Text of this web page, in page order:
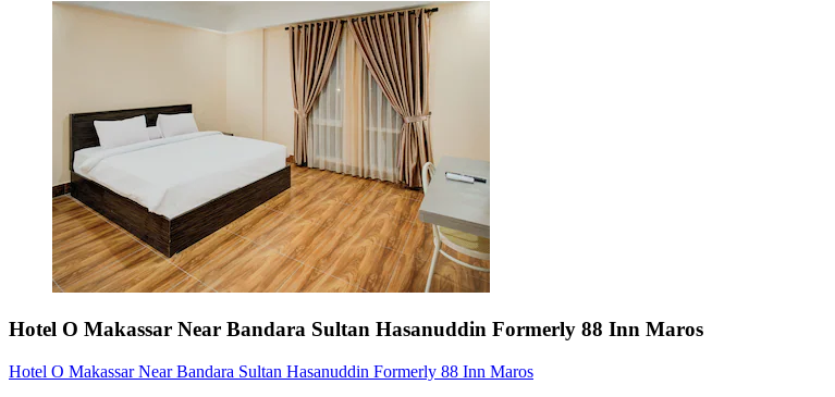
Hotel O Makassar Near Bandara Sultan Hasanuddin Formerly 88 Inn Maros
Hotel O Makassar Near Bandara Sultan Hasanuddin Formerly 88 Inn Maros